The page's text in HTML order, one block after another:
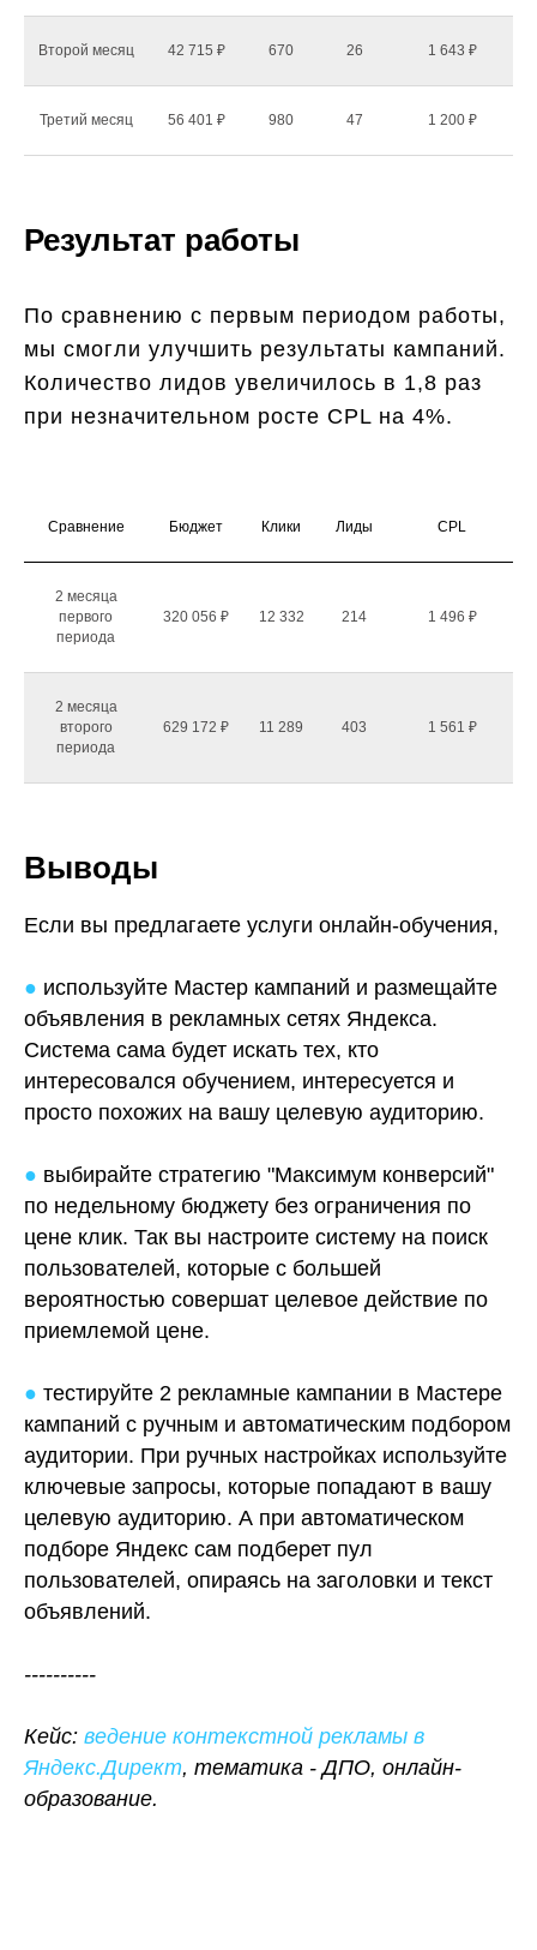
Второй месяц 42 715 ₽ 670 26 1 643 ₽
Третий месяц 56 401 ₽ 980 47 1 200 ₽
Результат работы
По сравнению с первым периодом работы,
мы смогли улучшить результаты кампаний.
Количество лидов увеличилось в 1,8 раз
при незначительном росте CPL на 4%.
Сравнение Бюджет Клики Лиды CPL
2 месяца
первого
периода
320 056 ₽ 12 332 214 1 496 ₽
2 месяца
второго
периода
629 172 ₽ 11 289 403 1 561 ₽
Выводы
Если вы предлагаете услуги онлайн-обучения,
● используйте Мастер кампаний и размещайте
объявления в рекламных сетях Яндекса.
Система сама будет искать тех, кто
интересовался обучением, интересуется и
просто похожих на вашу целевую аудиторию.
● выбирайте стратегию "Максимум конверсий"
по недельному бюджету без ограничения по
цене клик. Так вы настроите систему на поиск
пользователей, которые с большей
вероятностью совершат целевое действие по
приемлемой цене.
● тестируйте 2 рекламные кампании в Мастере
кампаний с ручным и автоматическим подбором
аудитории. При ручных настройках используйте
ключевые запросы, которые попадают в вашу
целевую аудиторию. А при автоматическом
подборе Яндекс сам подберет пул
пользователей, опираясь на заголовки и текст
объявлений.
----------
Кейс: ведение контекстной рекламы в
Яндекс.Директ, тематика - ДПО, онлайн-
образование.